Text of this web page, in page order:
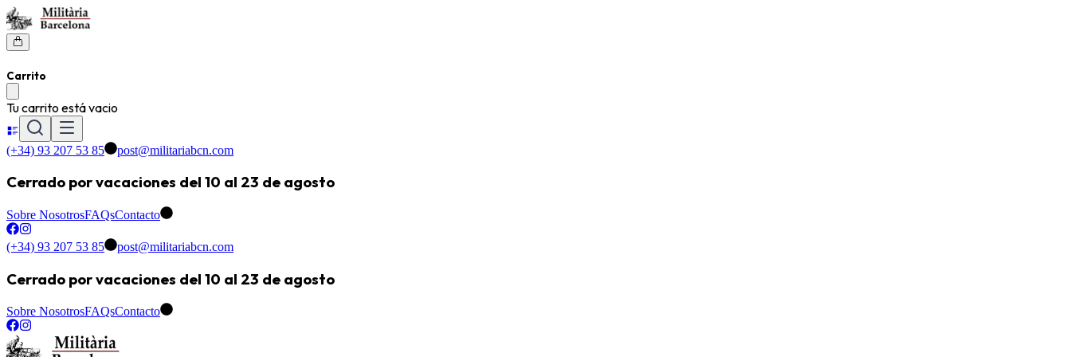
Carrito
Tu carrito está vacio
(+34) 93 207 53 85 post@militariabcn.com
Cerrado por vacaciones del 10 al 23 de agosto
Sobre NosotrosFAQsContacto
(+34) 93 207 53 85 post@militariabcn.com
Cerrado por vacaciones del 10 al 23 de agosto
Sobre NosotrosFAQsContacto